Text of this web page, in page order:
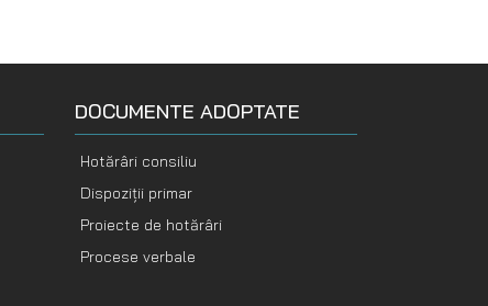
DOCUMENTE ADOPTATE
Hotărâri consiliu
Dispoziții primar
Proiecte de hotărâri
Procese verbale